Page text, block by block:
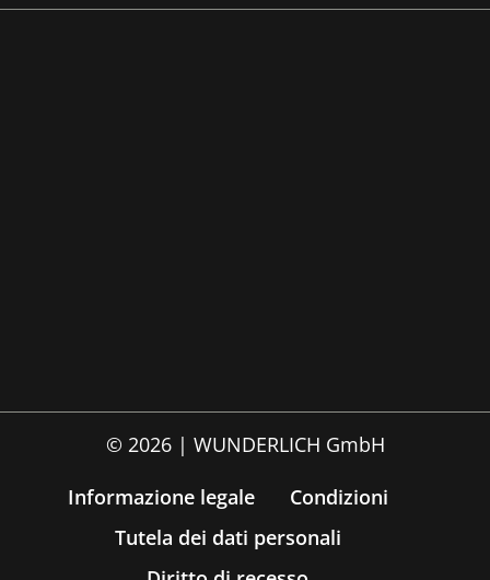
© 2026 | WUNDERLICH GmbH
Informazione legale
Condizioni
Tutela dei dati personali